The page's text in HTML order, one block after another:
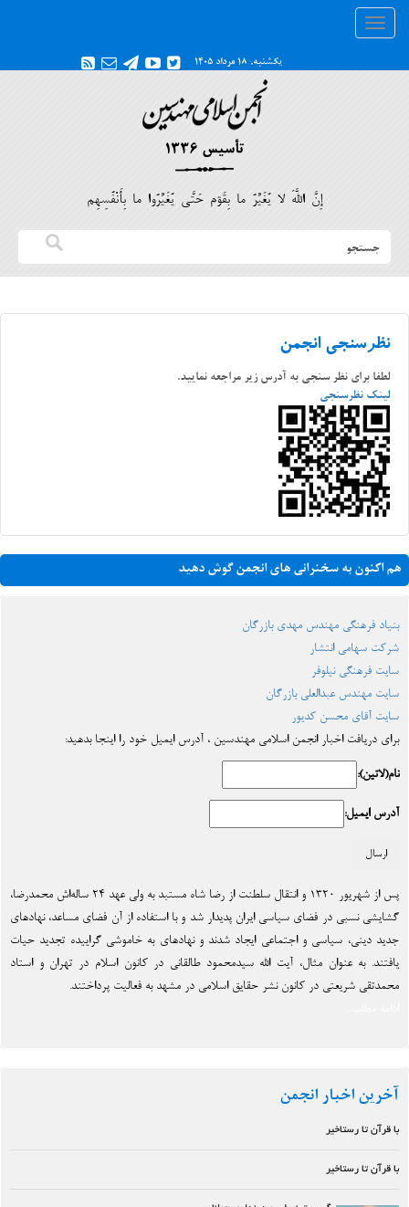
Toggle
یکشنبه, ۱۸ مرداد ۱۴۰۵
إِنَّ اللَّهَ لا يُغَيِّرُ ما بِقَوْمٍ حَتَّى يُغَيِّرُوا ما بِأَنْفُسِهِم‏
نظرسنجی انجمن
لطفا برای نظر سنجی به آدرس زیر مراجعه نمایید.
لینک نظرسنجی
هم اکنون به سخنرانی های انجمن گوش دهید
بنیاد فرهنگی مهندس مهدی بازرگان
شرکت سهامی انتشار
سایت فرهنگی نیلوفر
سایت مهندس عبدالعلی بازرگان
سایت آقای محسن کدیور
برای دریافت اخبار انجمن اسلامی مهندسین ، آدرس ایمیل خود را اینجا بدهید:
نام(لاتین):
آدرس ایمیل:
پس از شهریور ۱۳۲۰ و انتقال سلطنت از رضا شاه مستبد به ولی عهد ۲۴ ساله‌اش محمدرضا،
گشایشی نسبی در فضای سیاسی ایران پدیدار شد و با استفاده از آن فضای مساعد، نهادهای
جدید دینی، سیاسی و اجتماعی ایجاد شدند و نهادهای به خاموشی گراییده تجدید حیات
یافتند. به عنوان مثال، آیت الله سیدمحمود طالقانی در کانون اسلام در تهران و استاد
محمدتقی شریعتی در کانون نشر حقایق اسلامی در مشهد به فعالیت پرداختند.
آخرین اخبار انجمن
با قرآن تا رستاخیر
با قرآن تا رستاخیر